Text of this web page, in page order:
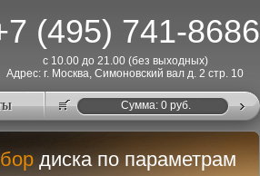
(495) 741-8686
с 10.00 до 21.00 (без выходных)
Адрес: г. Москва, Симоновский вал д. 2 стр. 10
Cумма: 0руб.
диска по параметрам